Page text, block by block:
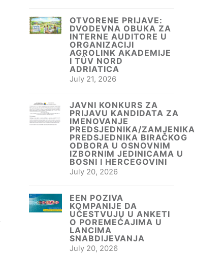
OTVORENE PRIJAVE:
DVODEVNA OBUKA ZA
INTERNE AUDITORE U
ORGANIZACIJI
AGROLINK AKADEMIJE
I TÜV NORD
ADRIATICA
July 21, 2026
JAVNI KONKURS ZA
PRIJAVU KANDIDATA ZA
IMENOVANJE
PREDSJEDNIKA/ZAMJENIKA
PREDSJEDNIKA BIRAČKOG
ODBORA U OSNOVNIM
IZBORNIM JEDINICAMA U
BOSNI I HERCEGOVINI
July 20, 2026
EEN POZIVA
KOMPANIJE DA
UČESTVUJU U ANKETI
O POREMEĆAJIMA U
LANCIMA
SNABDIJEVANJA
July 20, 2026